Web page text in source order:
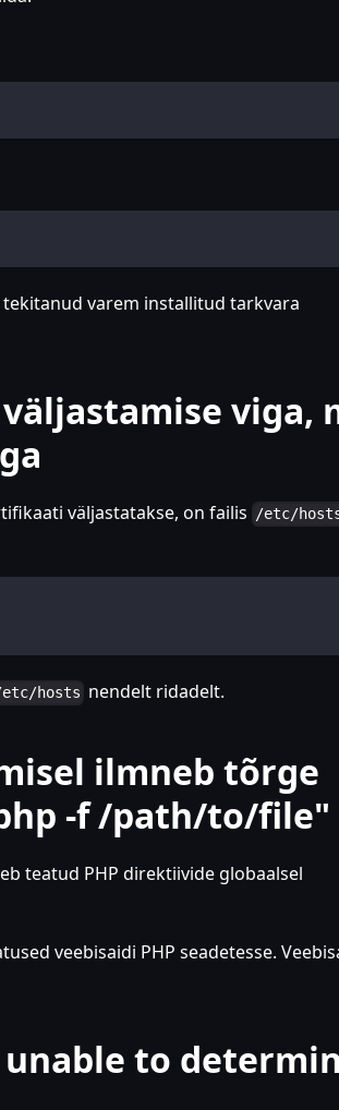
varem installitud tarkvara
viga,
väljastatakse, on failis /etc/
hosts nendelt ridadelt.
ilmneb tõrge
-f /path/to/file"
teatud PHP direktiivide globaalsel
veebisaidi PHP seadetesse.
unable to